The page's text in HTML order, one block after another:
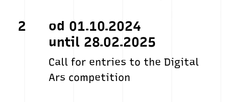
2
od 01.10.2024
until 28.02.2025
Call for entries to the Digital
Ars competition